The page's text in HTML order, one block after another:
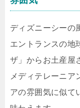
ディズニーシーの
エントランスの地
ザ」からお土産屋
メディテレーニア
アの雰囲気に似て